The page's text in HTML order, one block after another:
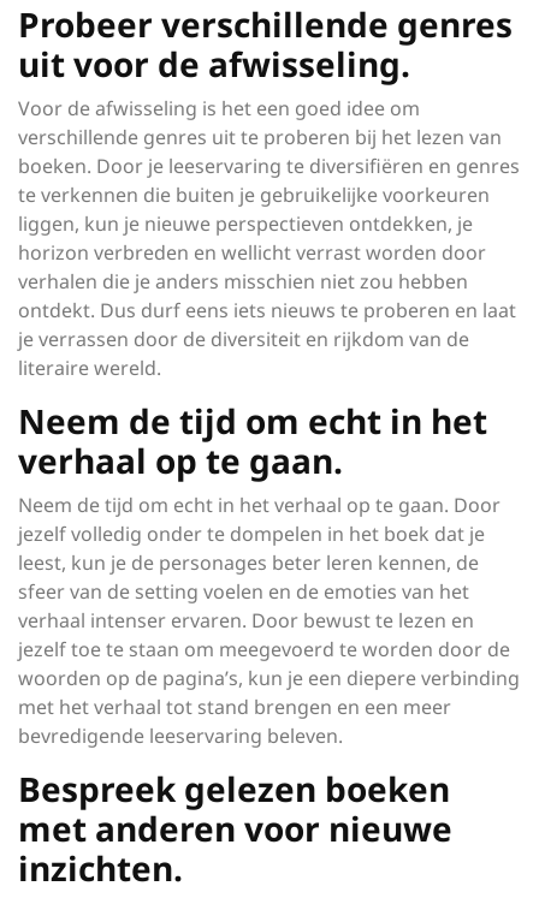
Probeer verschillende genres
uit voor de afwisseling.
Voor de afwisseling is het een goed idee om
verschillende genres uit te proberen bij het lezen van
boeken. Door je leeservaring te diversifiëren en genres
te verkennen die buiten je gebruikelijke voorkeuren
liggen, kun je nieuwe perspectieven ontdekken, je
horizon verbreden en wellicht verrast worden door
verhalen die je anders misschien niet zou hebben
ontdekt. Dus durf eens iets nieuws te proberen en laat
je verrassen door de diversiteit en rijkdom van de
literaire wereld.
Neem de tijd om echt in het
verhaal op te gaan.
Neem de tijd om echt in het verhaal op te gaan. Door
jezelf volledig onder te dompelen in het boek dat je
leest, kun je de personages beter leren kennen, de
sfeer van de setting voelen en de emoties van het
verhaal intenser ervaren. Door bewust te lezen en
jezelf toe te staan om meegevoerd te worden door de
woorden op de pagina’s, kun je een diepere verbinding
met het verhaal tot stand brengen en een meer
bevredigende leeservaring beleven.
Bespreek gelezen boeken
met anderen voor nieuwe
inzichten.